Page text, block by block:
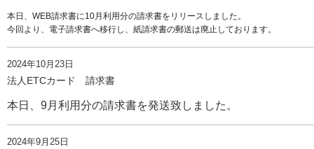
本日、WEB請求書に10月利用分の請求書をリリースしました。
今回より、電子請求書へ移行し、紙請求書の郵送は廃止しております。
2024年10月23日
法人ETCカード 請求書
本日、9月利用分の請求書を発送致しました。
2024年9月25日